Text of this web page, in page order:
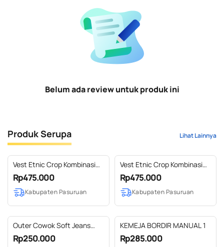
Belum ada review untuk produk ini
Produk Serupa Lihat Lainnya
Vest Etnic Crop Kombinasi
Bordir Ekslusif Tradisional
Handmade Dengan Tenun
dan Lurik 5
Rp475.000
Kabupaten Pasuruan
Vest Etnic Crop Kombinasi
Bordir Ekslusif Tradisional
Handmade Dengan Tenun
dan Lurik 4
Rp475.000
Kabupaten Pasuruan
Outer Cowok Soft Jeans
Kombinasi (01)
Rp250.000
KEMEJA BORDIR MANUAL 1
Rp285.000